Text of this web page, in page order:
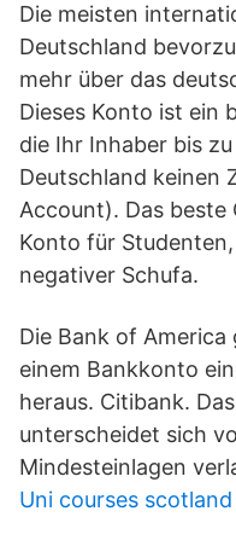
Die meisten
Deutschland
mehr über das
Dieses Konto ist ein
die Ihr Inhaber bis
Deutschland keinen
Account). Das beste
Konto für
negativer Schufa.
Die Bank of
einem Bankkonto
heraus. Citibank.
unterscheidet sich
Mindesteinlagen
Uni courses scotland